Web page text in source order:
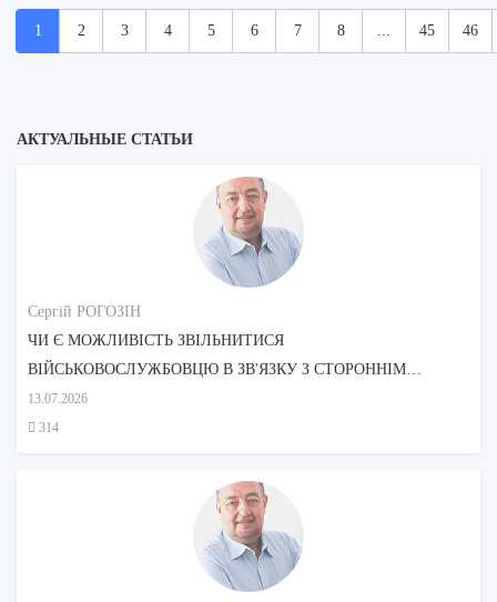
АКТУАЛЬНЫЕ СТАТЬИ
Сергій РОГОЗІН
ЧИ Є МОЖЛИВІСТЬ ЗВІЛЬНИТИСЯ
ВІЙСЬКОВОСЛУЖБОВЦЮ В ЗВ'ЯЗКУ З СТОРОННІМ
ДОГЛЯДОМ МАТЕРІ?
13.07.2026
314
1 2 3 4 5 6 7 8 45 46